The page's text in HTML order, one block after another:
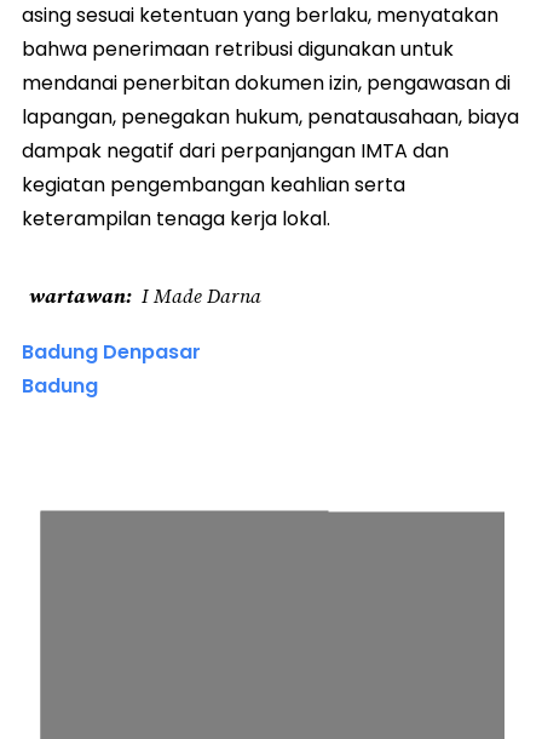
asing sesuai ketentuan yang berlaku, menyatakan
bahwa penerimaan retribusi digunakan untuk
mendanai penerbitan dokumen izin, pengawasan di
lapangan, penegakan hukum, penatausahaan, biaya
dampak negatif dari perpanjangan IMTA dan
kegiatan pengembangan keahlian serta
keterampilan tenaga kerja lokal.
wartawan I Made Darna
Badung Denpasar
Badung